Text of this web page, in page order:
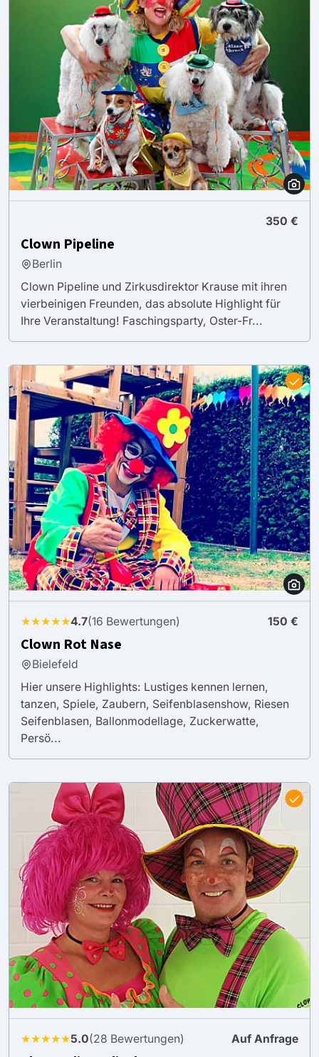
350 €
Clown Pipeline
Berlin
Clown Pipeline und Zirkusdirektor Krause mit ihren
vierbeinigen Freunden, das absolute Highlight für
Ihre Veranstaltung! Faschingsparty, Oster-Fr...
★★★★★4.7(16 Bewertungen) 150 €
Clown Rot Nase
Bielefeld
Hier unsere Highlights: Lustiges kennen lernen,
tanzen, Spiele, Zaubern, Seifenblasenshow, Riesen
Seifenblasen, Ballonmodellage, Zuckerwatte,
Persö...
★★★★★5.0(28 Bewertungen) Auf Anfrage